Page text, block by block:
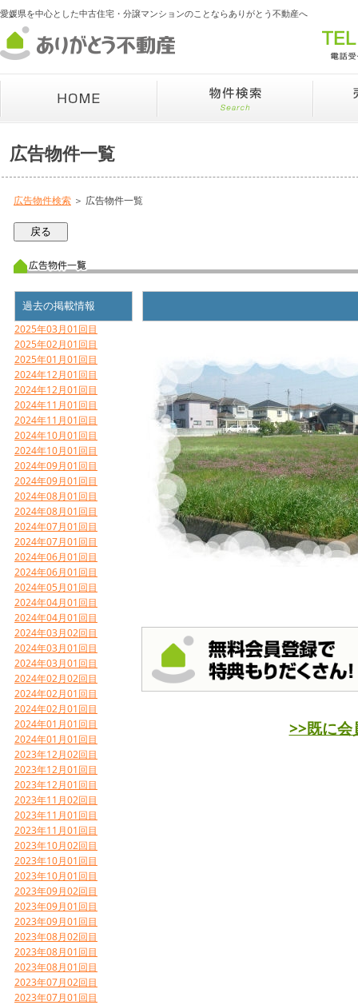
愛媛県を中心とした中古住宅・分譲マンションのことならありがとう不動産へ
広告物件一覧
広告物件検索 ＞ 広告物件一覧
過去の掲載情報
2025年03月01回目
2025年02月01回目
2025年01月01回目
2024年12月01回目
2024年12月01回目
2024年11月01回目
2024年11月01回目
2024年10月01回目
2024年10月01回目
2024年09月01回目
2024年09月01回目
2024年08月01回目
2024年08月01回目
2024年07月01回目
2024年07月01回目
2024年06月01回目
2024年06月01回目
2024年05月01回目
2024年04月01回目
2024年04月01回目
2024年03月02回目
2024年03月01回目
2024年03月01回目
2024年02月02回目
2024年02月01回目
2024年02月01回目
2024年01月01回目
2024年01月01回目
2023年12月02回目
2023年12月01回目
2023年12月01回目
2023年11月02回目
2023年11月01回目
2023年11月01回目
2023年10月02回目
2023年10月01回目
2023年10月01回目
2023年09月02回目
2023年09月01回目
2023年09月01回目
2023年08月02回目
2023年08月01回目
2023年08月01回目
2023年07月02回目
2023年07月01回目
>>既に会